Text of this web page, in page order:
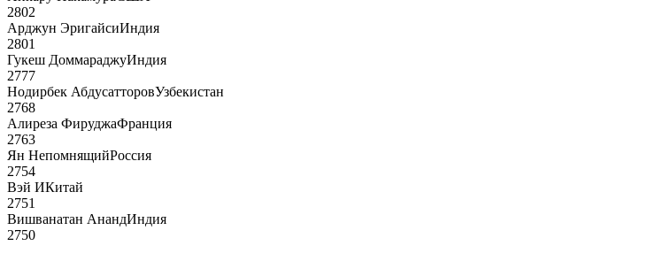
2802
Арджун ЭригайсиИндия
2801
Гукеш ДоммараджуИндия
2777
Нодирбек АбдусатторовУзбекистан
2768
Алиреза ФируджаФранция
2763
Ян НепомнящийРоссия
2754
Вэй ИКитай
2751
Вишванатан АнандИндия
2750